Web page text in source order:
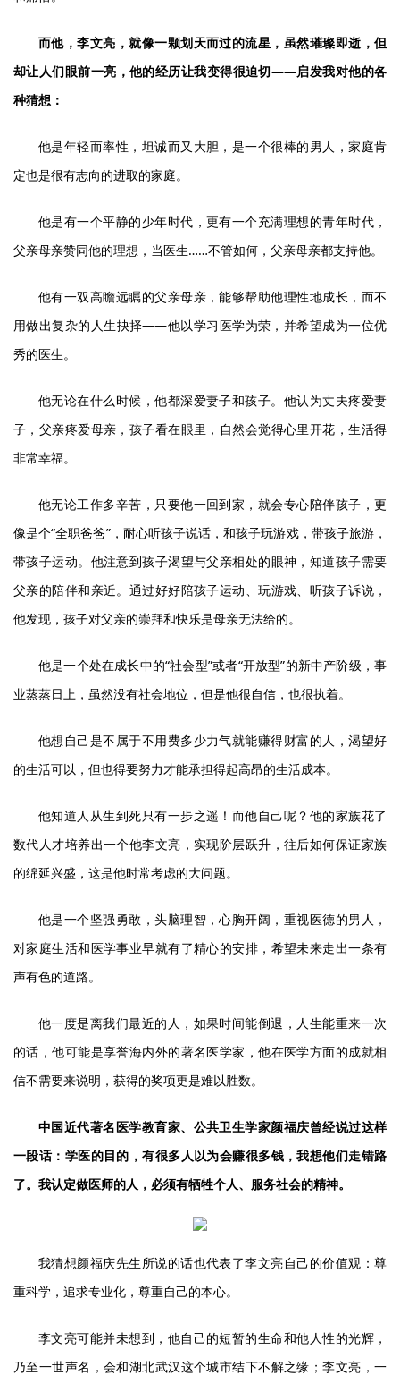
而他，李文亮，就像一颗划天而过的流星，虽然璀璨即逝，但
却让人们眼前一亮，他的经历让我变得很迫切——启发我对他的各
种猜想：
他是年轻而率性，坦诚而又大胆，是一个很棒的男人，家庭肯
定也是很有志向的进取的家庭。
他是有一个平静的少年时代，更有一个充满理想的青年时代，
父亲母亲赞同他的理想，当医生……不管如何，父亲母亲都支持他。
他有一双高瞻远瞩的父亲母亲，能够帮助他理性地成长，而不
用做出复杂的人生抉择——他以学习医学为荣，并希望成为一位优
秀的医生。
他无论在什么时候，他都深爱妻子和孩子。他认为丈夫疼爱妻
子，父亲疼爱母亲，孩子看在眼里，自然会觉得心里开花，生活得
非常幸福。
他无论工作多辛苦，只要他一回到家，就会专心陪伴孩子，更
像是个“全职爸爸”，耐心听孩子说话，和孩子玩游戏，带孩子旅游，
带孩子运动。他注意到孩子渴望与父亲相处的眼神，知道孩子需要
父亲的陪伴和亲近。通过好好陪孩子运动、玩游戏、听孩子诉说，
他发现，孩子对父亲的崇拜和快乐是母亲无法给的。
他是一个处在成长中的“社会型”或者“开放型”的新中产阶级，事
业蒸蒸日上，虽然没有社会地位，但是他很自信，也很执着。
他想自己是不属于不用费多少力气就能赚得财富的人，渴望好
的生活可以，但也得要努力才能承担得起高昂的生活成本。
他知道人从生到死只有一步之遥！而他自己呢？他的家族花了
数代人才培养出一个他李文亮，实现阶层跃升，往后如何保证家族
的绵延兴盛，这是他时常考虑的大问题。
他是一个坚强勇敢，头脑理智，心胸开阔，重视医德的男人，
对家庭生活和医学事业早就有了精心的安排，希望未来走出一条有
声有色的道路。
他一度是离我们最近的人，如果时间能倒退，人生能重来一次
的话，他可能是享誉海内外的著名医学家，他在医学方面的成就相
信不需要来说明，获得的奖项更是难以胜数。
中国近代著名医学教育家、公共卫生学家颜福庆曾经说过这样
一段话：学医的目的，有很多人以为会赚很多钱，我想他们走错路
了。我认定做医师的人，必须有牺牲个人、服务社会的精神。
我猜想颜福庆先生所说的话也代表了李文亮自己的价值观：尊
重科学，追求专业化，尊重自己的本心。
李文亮可能并未想到，他自己的短暂的生命和他人性的光辉，
乃至一世声名，会和湖北武汉这个城市结下不解之缘；李文亮，一